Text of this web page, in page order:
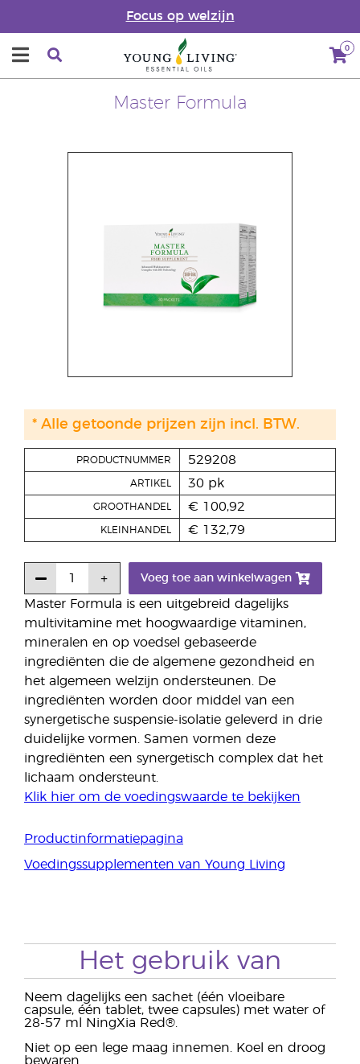
Focus op welzijn
0
Master Formula
Master Formula is een uitgebreid dagelijks
multivitamine met hoogwaardige vitaminen,
mineralen en op voedsel gebaseerde
ingrediënten die de algemene gezondheid en
het algemeen welzijn ondersteunen. De
ingrediënten worden door middel van een
synergetische suspensie-isolatie geleverd in drie
duidelijke vormen. Samen vormen deze
ingrediënten een synergetisch complex dat het
lichaam ondersteunt.
Klik hier om de voedingswaarde te bekijken
Productinformatiepagina
Voedingssupplementen van Young Living
PRODUCTNUMMER 529208
ARTIKEL 30 pk
GROOTHANDEL € 100,92
KLEINHANDEL € 132,79
Voeg toe aan winkelwagen
* Alle getoonde prijzen zijn incl. BTW.
Het gebruik van
Neem dagelijks een sachet (één vloeibare
capsule, één tablet, twee capsules) met water of
28-57 ml NingXia Red®.
Niet op een lege maag innemen. Koel en droog
bewaren.